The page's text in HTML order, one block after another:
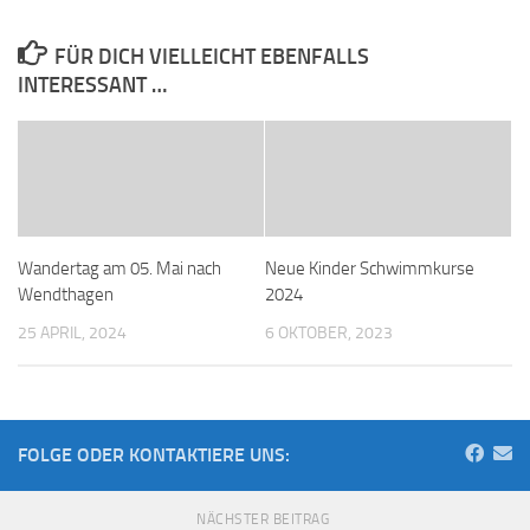
FÜR DICH VIELLEICHT EBENFALLS
INTERESSANT …
Wandertag am 05. Mai nach
Wendthagen
25 APRIL, 2024
Neue Kinder Schwimmkurse
2024
6 OKTOBER, 2023
FOLGE ODER KONTAKTIERE UNS:
NÄCHSTER BEITRAG